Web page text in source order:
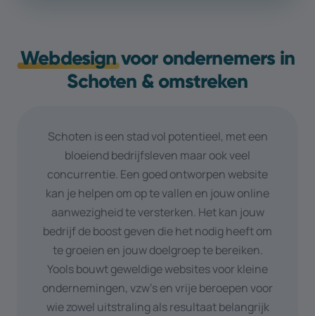
Webdesignvoor ondernemers in
Schoten & omstreken
Schoten is een stad vol potentieel, met een
bloeiend bedrijfsleven maar ook veel
concurrentie. Een goed ontworpen website
kan je helpen om op te vallen en jouw online
aanwezigheid te versterken. Het kan jouw
bedrijf de boost geven die het nodig heeft om
te groeien en jouw doelgroep te bereiken.
Yools bouwt geweldige websites voor kleine
ondernemingen, vzw’s en vrije beroepen voor
wie zowel uitstraling als resultaat belangrijk